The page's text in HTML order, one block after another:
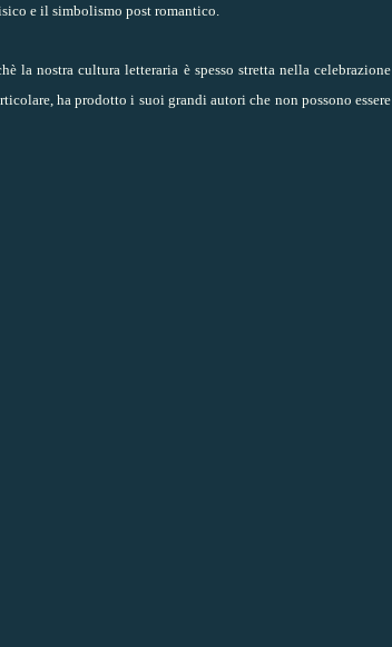
e il simbolismo post romantico.
la nostra cultura letteraria è spesso stretta nella celebrazione
ha prodotto i suoi grandi autori che non possono essere